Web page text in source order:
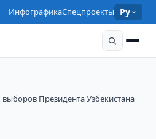
ИнфографикаСпецпроекты Ру
Президента Узбекистана